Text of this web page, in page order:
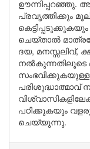
ഊന്നിപ്പറഞ്ഞു.
പ്രവൃത്തിക്കും
ചെയ്താൽ
ദയ, മനസ്സലിവ്,
നൽകുന്നതിലൂടെ
സംഭവിക്കുകയുള്ളൂ
പരിശുദ്ധാത്മാവ്
പഠിക്കുകയും
ചെയ്യുന്നു.